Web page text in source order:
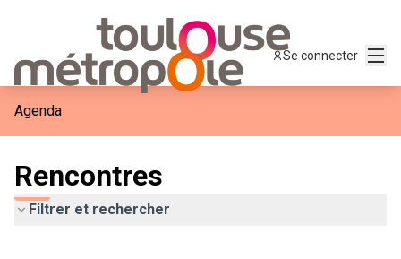
Se connecter
Agenda
Rencontres
Filtrer et rechercher